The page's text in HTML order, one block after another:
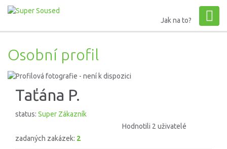
Jak na to?
Osobní profil
Taťána P.
status: Super Zákazník
Hodnotili 2 uživatelé
zadaných zakázek: 2